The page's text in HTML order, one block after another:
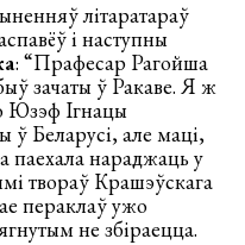
літаратараў
і наступны
: “Прафесар Рагойша
зачаты ў Ракаве. Я ж
Юзэф Ігнацы
ў Беларусі, але маці,
паехала нараджаць у
твораў Крашэўскага
пераклаў ужо
не збіраецца.